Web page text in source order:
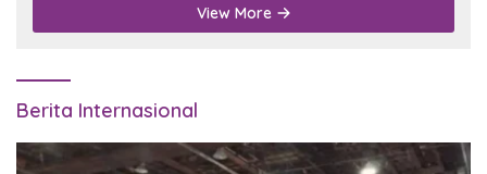
View More
Berita Internasional